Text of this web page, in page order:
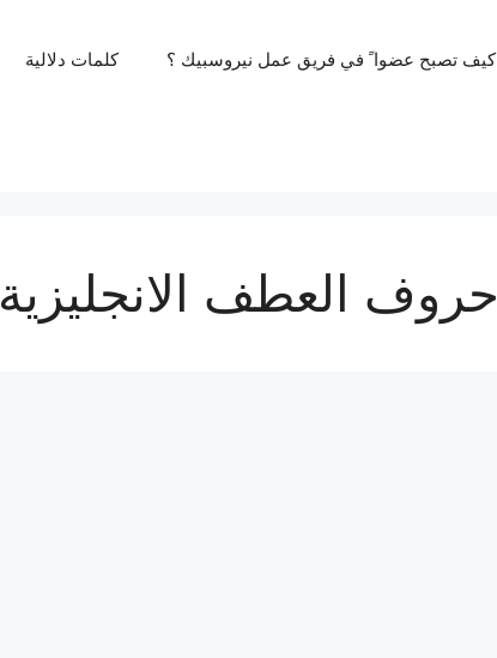
كيف تصبح عضوا ً في فريق عمل نيروسبيك ؟ كلمات دلالية
حروف العطف الانجليزية